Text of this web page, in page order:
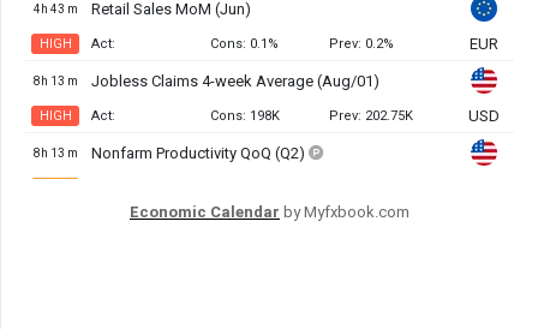
Economic Calendar by Myfxbook.com